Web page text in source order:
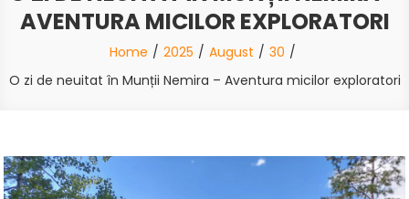
AVENTURA MICILOR EXPLORATORI
Home 2025 August
30
O zi de neuitat în Munții Nemira – Aventura micilor exploratori